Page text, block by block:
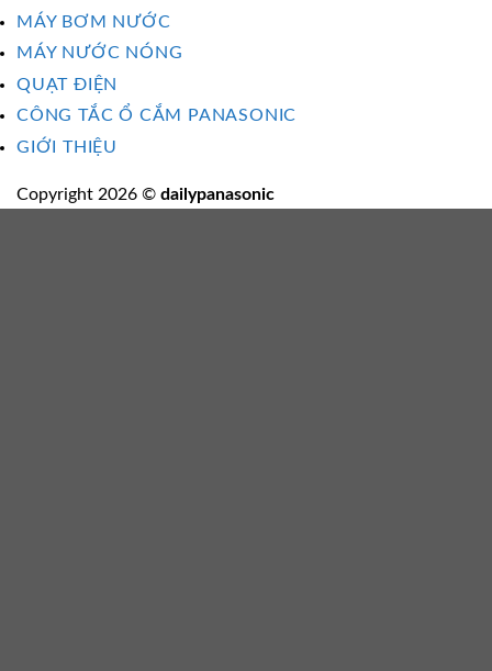
MÁY BƠM NƯỚC
MÁY NƯỚC NÓNG
QUẠT ĐIỆN
CÔNG TẮC Ổ CẮM PANASONIC
GIỚI THIỆU
Copyright 2026 © dailypanasonic